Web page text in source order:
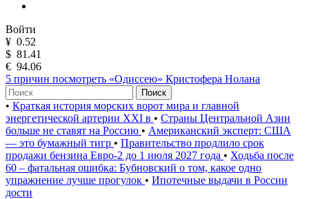
Войти
¥ 0.52
$ 81.41
€ 94.06
5 причин посмотреть «Одиссею» Кристофера Нолана
Поиск
• Краткая история морских ворот мира и главной
энергетической артерии XXI в • Страны Центральной Азии
больше не ставят на Россию • Американский эксперт: США
— это бумажный тигр • Правительство продлило срок
продажи бензина Евро-2 до 1 июля 2027 года • Ходьба после
60 – фатальная ошибка: Бубновский о том, какое одно
упражнение лучше прогулок • Ипотечные выдачи в России
дости